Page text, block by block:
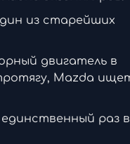
из старейших
двигатель в
Mazda
единственный раз в